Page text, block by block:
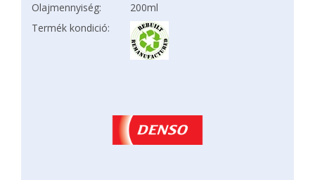
Olajmennyiség:
200ml
Termék kondició: